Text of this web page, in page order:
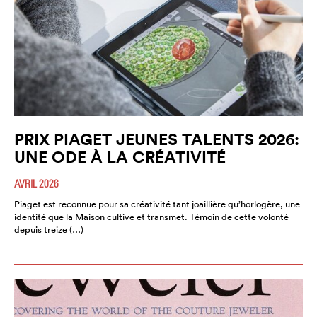
PRIX PIAGET JEUNES TALENTS 2026:
UNE ODE À LA CRÉATIVITÉ
AVRIL 2026
Piaget est reconnue pour sa créativité tant joaillière qu’horlogère, une
identité que la Maison cultive et transmet. Témoin de cette volonté
depuis treize (…)